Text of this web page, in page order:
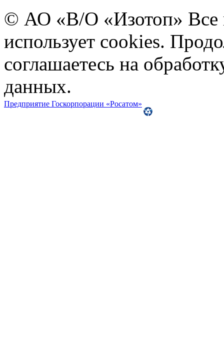
© АО «В/О «Изотоп» Все
использует cookies.
соглашаетесь на
данных.
Предприятие Госкорпорации «Росатом»